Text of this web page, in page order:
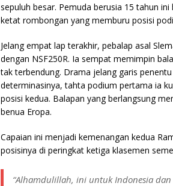
sepuluh besar. Pemuda berusia 15 tahun
ketat rombongan yang memburu posisi
Jelang empat lap terakhir, pebalap asal
dengan NSF250R. Ia sempat memimpin
tak terbendung. Drama jelang garis
determinasinya, tahta podium pertama ia
posisi kedua. Balapan yang berlangsung
benua Eropa.
Capaian ini menjadi kemenangan kedua
posisinya di peringkat ketiga klasemen
“Alhamdulillah, ini untuk Indonesia dan